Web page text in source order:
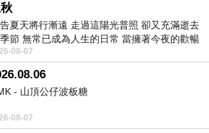
夏天將行漸遠 走過這陽光普照 卻又充滿逝去
節 無常已成為人生的日常 當擁著今夜的歡暢
轉眼驟成昨日 而明晨 太陽
08-07
- 山頂公仔波板糖
08-07